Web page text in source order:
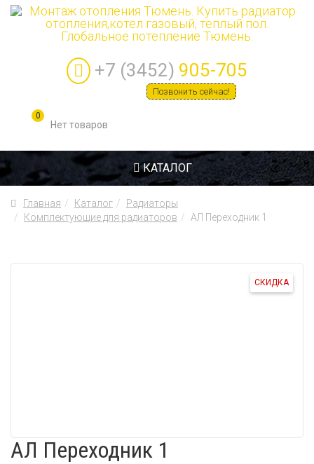
+7 (3452) 905-705
Позвонить сейчас!
0
КАТАЛОГ
Главная Каталог
Радиаторы
Комплектующие для радиаторов
АЛ Переходник 1
СКИДКА
АЛ Переходник 1